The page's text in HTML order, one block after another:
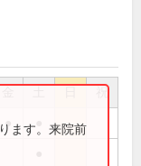
祝
●ます。来院前